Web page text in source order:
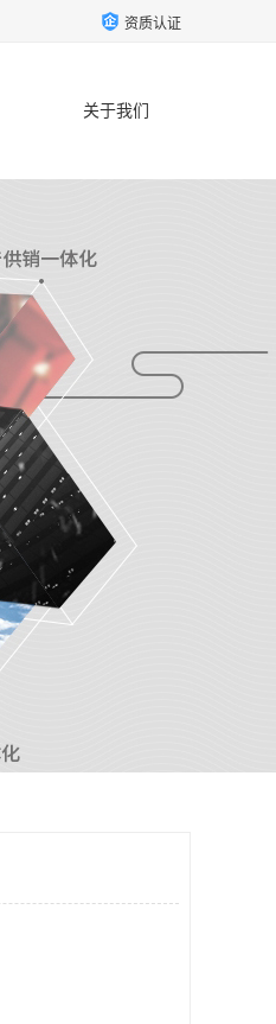
资质认证
关于我们